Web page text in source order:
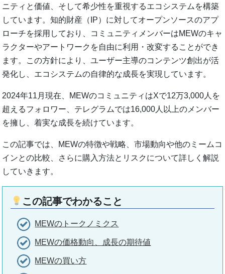
ニティと価値、そして希少性を重視するエコシステムを構築
しています。知的財産（IP）に対してオープンソースのアプ
ローチを採用しており、コミュニティメンバーはMEWのキャ
ラクターやアートワークを自由に利用・改変することができ
ます。この方針により、ユーザー主導のコンテンツ創出が活
発化し、エコシステムの自律的な成長を実現しています。
2024年11月現在、MEWのコミュニティはXで12万3,000人を
超えるフォロワー、テレグラムでは16,000人以上のメンバー
を擁し、着実な成長を続けています。
この記事では、MEWの特徴や戦略、市場動向や他のミームコ
インとの比較、さらに購入方法とリスクについて詳しく解説
していきます。
この記事でわかること
MEWのトークノミクス
MEWの価格動向、成長の期待値
MEWの買い方